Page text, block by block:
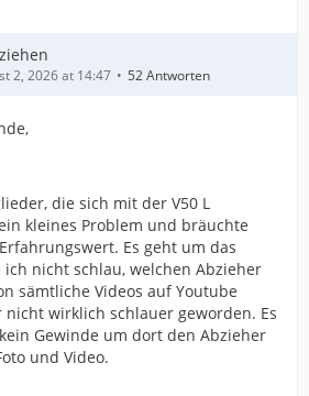
2, 2026 at 14:47 52 Antworten
die sich mit der V50 L
kleines Problem und bräuchte
Es geht um das
ich nicht schlau, welchen Abzieher
sämtliche Videos auf Youtube
wirklich schlauer geworden. Es
Gewinde um dort den Abzieher
und Video.